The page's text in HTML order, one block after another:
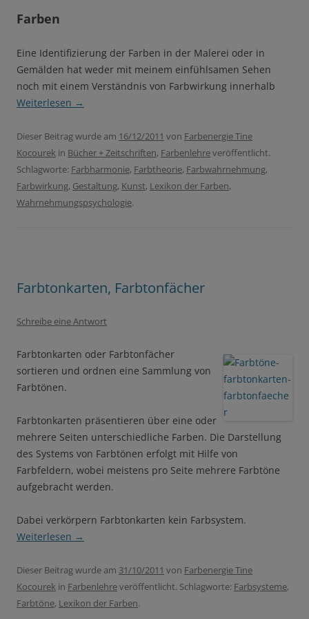
Farben
Eine Identifizierung der Farben in der Malerei oder in
Gemälden hat weder mit meinem einfühlsamen Sehen
noch mit einem Verständnis von Farbwirkung innerhalb
Weiterlesen →
Dieser Beitrag wurde am 16/12/2011 von Farbenergie Tine
Kocourek in Bücher + Zeitschriften, Farbenlehreveröffentlicht.
Schlagworte: Farbharmonie, Farbtheorie, Farbwahrnehmung,
Farbwirkung, Gestaltung, Kunst, Lexikon der Farben,
Wahrnehmungspsychologie.
Farbtonkarten, Farbtonfächer
Schreibe eine Antwort
Farbtonkarten oder Farbtonfächer
sortieren und ordnen eine Sammlung von
Farbtönen.
Farbtonkarten präsentieren über eine oder
mehrere Seiten unterschiedliche Farben. Die Darstellung
des Systems von Farbtönen erfolgt mit Hilfe von
Farbfeldern, wobei meistens pro Seite mehrere Farbtöne
aufgebracht werden.
Dabei verkörpern Farbtonkarten kein Farbsystem.
Weiterlesen →
Dieser Beitrag wurde am 31/10/2011 von Farbenergie Tine
Kocourek in Farbenlehreveröffentlicht. Schlagworte: Farbsysteme,
Farbtöne, Lexikon der Farben.